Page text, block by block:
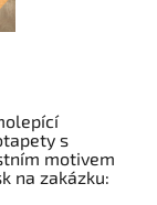
s
motivem
na zakázku: